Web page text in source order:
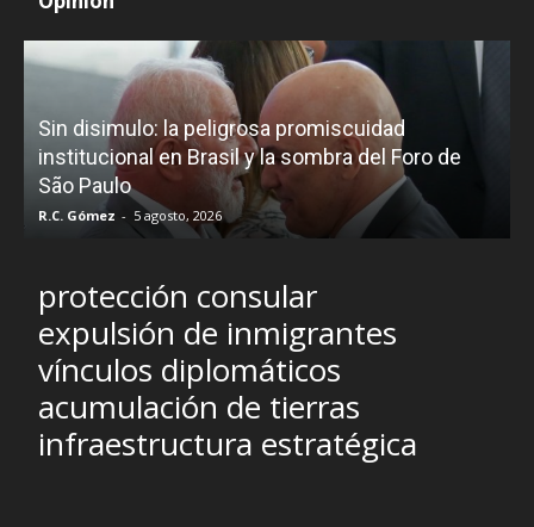
Sin disimulo: la peligrosa promiscuidad
institucional en Brasil y la sombra del Foro de
São Paulo
R.C. Gómez - 5 agosto, 2026
protección consular
expulsión de inmigrantes
vínculos diplomáticos
acumulación de tierras
infraestructura estratégica